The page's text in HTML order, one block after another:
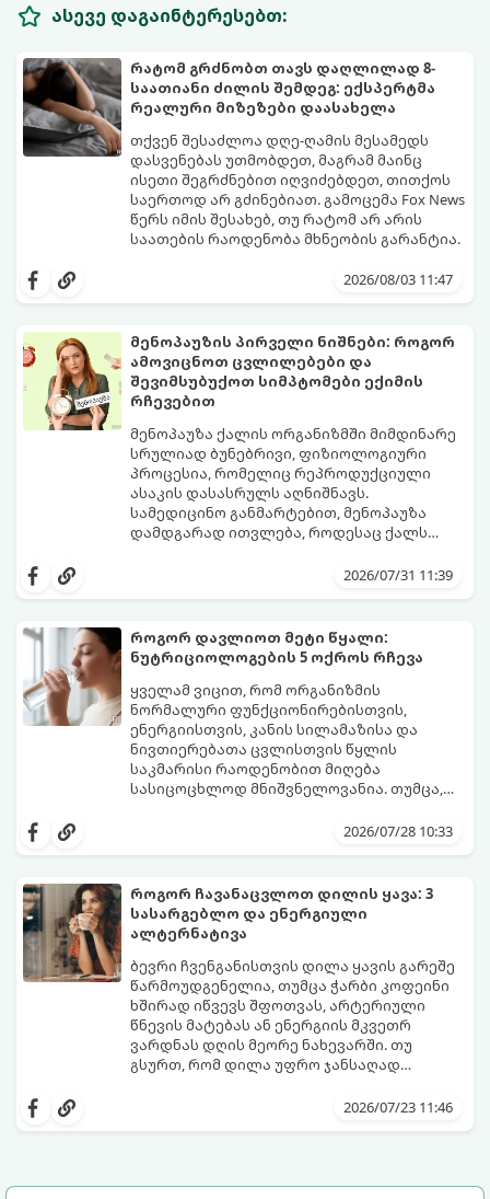
ასევე დაგაინტერესებთ:
რატომ გრძნობთ თავს დაღლილად 8-
საათიანი ძილის შემდეგ: ექსპერტმა
რეალური მიზეზები დაასახელა
თქვენ შესაძლოა დღე-ღამის მესამედს
დასვენებას უთმობდეთ, მაგრამ მაინც
ისეთი შეგრძნებით იღვიძებდეთ, თითქოს
საერთოდ არ გძინებიათ. გამოცემა Fox News
წერს იმის შესახებ, თუ რატომ არ არის
საათების რაოდენობა მხნეობის გარანტია.
2026/08/03 11:47
მენოპაუზის პირველი ნიშნები: როგორ
ამოვიცნოთ ცვლილებები და
შევიმსუბუქოთ სიმპტომები ექიმის
რჩევებით
მენოპაუზა ქალის ორგანიზმში მიმდინარე
სრულიად ბუნებრივი, ფიზიოლოგიური
პროცესია, რომელიც რეპროდუქციული
ასაკის დასასრულს აღნიშნავს.
სამედიცინო განმარტებით, მენოპაუზა
დამდგარად ითვლება, როდესაც ქალს
ცვლილებები ამ მომენტამდე ბევრად ადრე
საშუალოდ 40-დან 50 წლამდე ასაკში იწყება
და შესაძლოა 4-დან 8 წლამდე
გაგრძელდეს).
იმისათვის, რომ ეს პერიოდი შფოთვის
გარეშე გაიაროთ, მნიშვნელოვანია
იცოდეთ, რა სიგნალებს გზავნის ორგანიზმი
და როგორ შეიმსუბუქოთ მდგომარეობა
მეან-გინეკოლოგებისა და
ნუტრიციოლოგების რეკომენდაციებით.
2026/07/31 11:39
როგორ დავლიოთ მეტი წყალი:
ნუტრიციოლოგების 5 ოქროს რჩევა
ყველამ ვიცით, რომ ორგანიზმის
ნორმალური ფუნქციონირებისთვის,
ენერგიისთვის, კანის სილამაზისა და
ნივთიერებათა ცვლისთვის წყლის
საკმარისი რაოდენობით მიღება
სასიცოცხლოდ მნიშვნელოვანია. თუმცა,
უბრალოდ ჩვევის არქონის გამო, დღის
გამოწვევად რჩება.
დალევა ან მისი გემო მოსაწყენი
დაგეხმარებათ, წყლის სმა
ყოველდღიურ, სასიამოვნო ჩვევად
აქციოთ.
2026/07/28 10:33
როგორ ჩავანაცვლოთ დილის ყავა: 3
სასარგებლო და ენერგიული
ალტერნატივა
ბევრი ჩვენგანისთვის დილა ყავის გარეშე
წარმოუდგენელია, თუმცა ჭარბი კოფეინი
ხშირად იწვევს შფოთვას, არტერიული
წნევის მატებას ან ენერგიის მკვეთრ
ვარდნას დღის მეორე ნახევარში. თუ
გსურთ, რომ დილა უფრო ჯანსაღად
შეინარჩუნოთ, ექსპერტები ყავის სამ
თქვენთვის სასურველი სასმელი:2026/07/23 11:46